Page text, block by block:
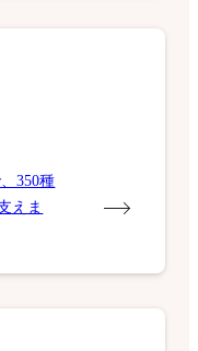
350種
えま